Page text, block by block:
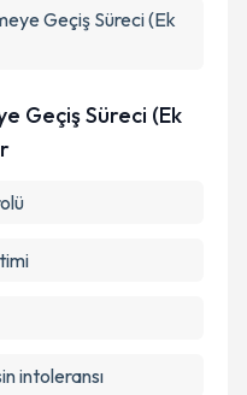
Gönder
Geçiş Süreci (Ek
Geçiş Süreci (Ek
intoleransı